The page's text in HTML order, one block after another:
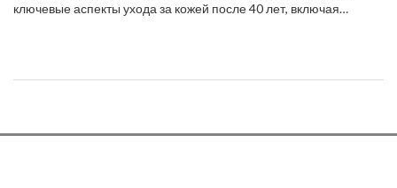
ключевые аспекты ухода за кожей после 40 лет, включая
жизни. Также будут предложены советы по выбору косметики,
зеркале каждый день.